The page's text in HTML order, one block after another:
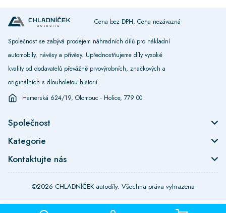
Cena bez DPH, Cena nezávazná
Společnost se zabývá prodejem náhradních dílů pro nákladní
automobily, návěsy a přívěsy. Upřednostňujeme díly vysoké
kvality od dodavatelů převážně prvovýrobních, značkových a
originálních s dlouholetou historií.
Hamerská 624/19, Olomouc - Holice, 779 00
Společnost
Kategorie
Kontaktujte nás
©2026 CHLADNÍČEK autodíly. Všechna práva vyhrazena